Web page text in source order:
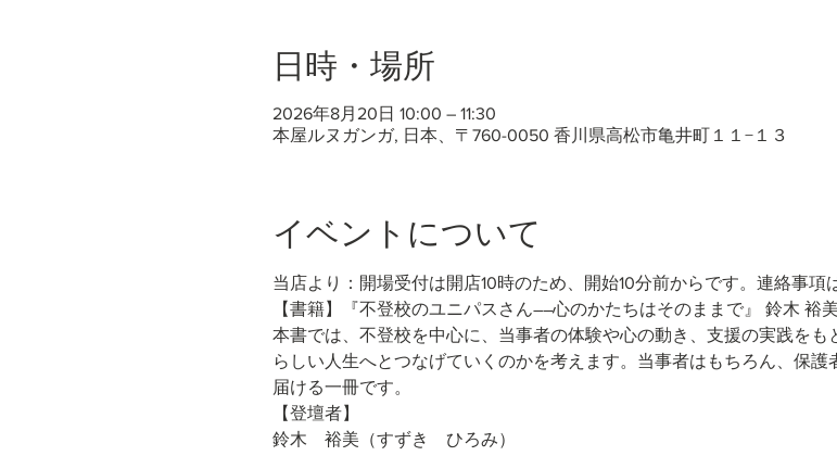
日時・場所
2026年8月20日 10:00 – 11:30
本屋ルヌガンガ, 日本、〒760-0050 香川県高松市亀井町１１−１３
イベントについて
当店より：開場受付は開店10時のため、開始10分前からです。連絡事項
【書籍】『不登校のユニパスさん――心のかたちはそのままで』 鈴木 裕
本書では、不登校を中心に、当事者の体験や心の動き、支援の実践を
らしい人生へとつなげていくのかを考えます。当事者はもちろん、保
届ける一冊です。
【登壇者】
鈴木　裕美（すずき　ひろみ）